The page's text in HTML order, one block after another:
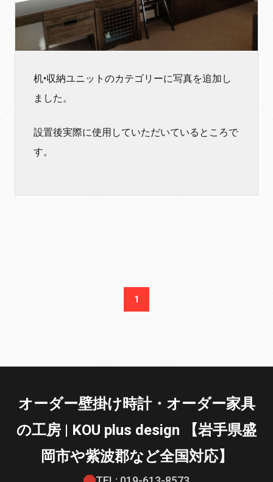
机•収納ユニットのカテゴリーに写真を追加し
ました。
設置後実際に使用していただいているところで
す。
1
オーダー壁掛け時計・オーダー家具
の工房 | KOU plus design 【岩手県盛
岡市や紫波郡など全国対応】